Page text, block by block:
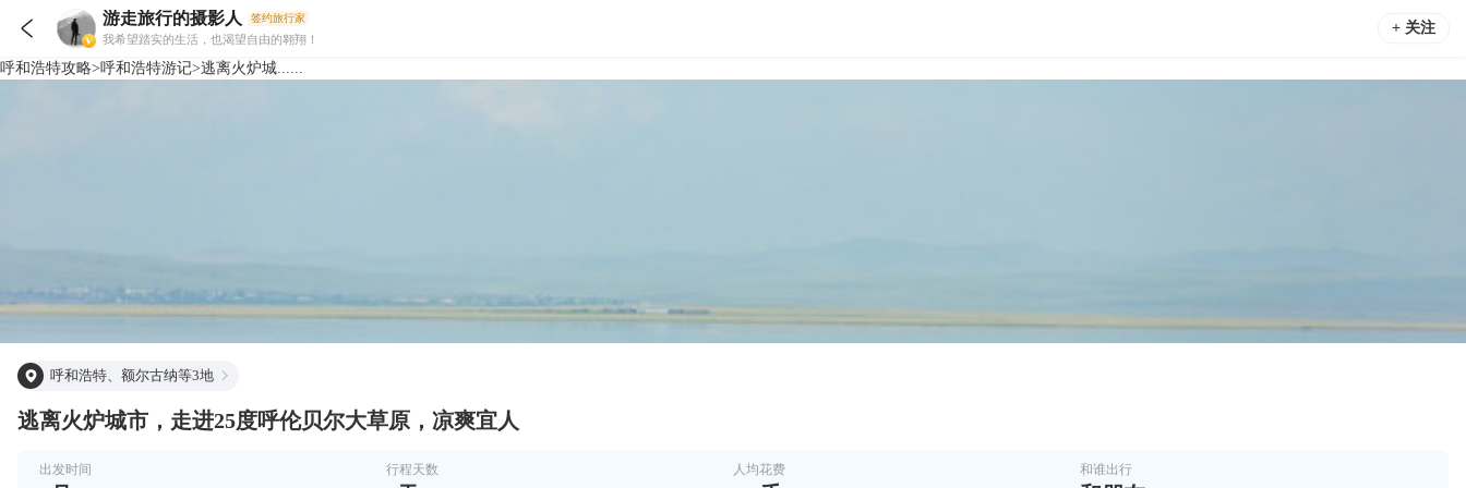
 游走旅行的摄影人 签约旅行家
我希望踏实的生活，也渴望自由的翱翔！
+ 关注
呼和浩特攻略>呼和浩特游记>逃离火炉城......
呼和浩特、额尔古纳等3地
逃离火炉城市，走进25度呼伦贝尔大草原，凉爽宜人
出发时间 行程天数 人均花费 和谁出行